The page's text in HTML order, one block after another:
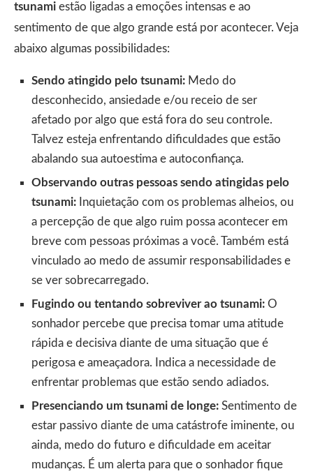
tsunami estão ligadas a emoções intensas e ao
sentimento de que algo grande está por acontecer. Veja
abaixo algumas possibilidades:
Sendo atingido pelo tsunami: Medo do
desconhecido, ansiedade e/ou receio de ser
afetado por algo que está fora do seu controle.
Talvez esteja enfrentando dificuldades que estão
abalando sua autoestima e autoconfiança.
Observando outras pessoas sendo atingidas pelo
tsunami: Inquietação com os problemas alheios, ou
a percepção de que algo ruim possa acontecer em
breve com pessoas próximas a você. Também está
vinculado ao medo de assumir responsabilidades e
se ver sobrecarregado.
Fugindo ou tentando sobreviver ao tsunami: O
sonhador percebe que precisa tomar uma atitude
rápida e decisiva diante de uma situação que é
perigosa e ameaçadora. Indica a necessidade de
enfrentar problemas que estão sendo adiados.
Presenciando um tsunami de longe: Sentimento de
estar passivo diante de uma catástrofe iminente, ou
ainda, medo do futuro e dificuldade em aceitar
mudanças. É um alerta para que o sonhador fique